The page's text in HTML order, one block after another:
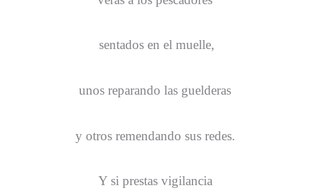
sentados en el muelle,
unos reparando las guelderas
y otros remendando sus redes.
Y si prestas vigilancia